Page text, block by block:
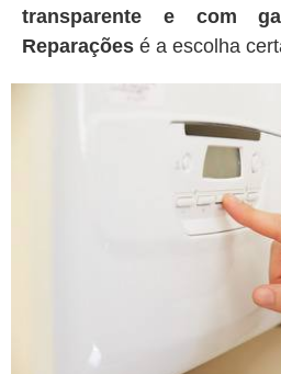
transparente e com
Reparações é a escolha